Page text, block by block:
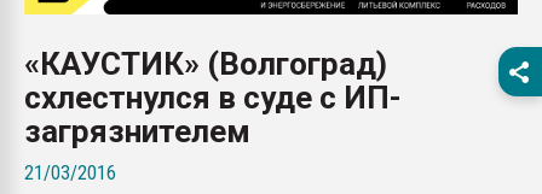
28.07.2026
пластмасс
28.07.2026
«КАУСТИК» (Волгоград)
схлестнулся в суде с ИП-
загрязнителем
21/03/2016